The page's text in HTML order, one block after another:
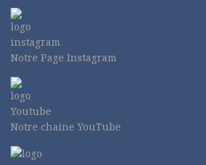
Notre Page Instagram
Notre chaine YouTube